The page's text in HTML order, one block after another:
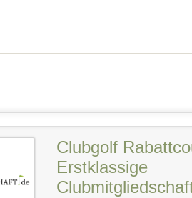
Clubgolf
Erstklassige